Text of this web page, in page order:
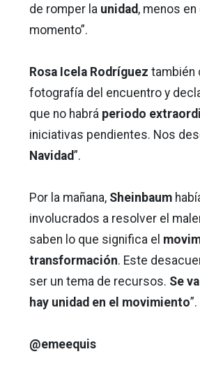
de romper la unidad , menos
momento”.
Rosa Icela Rodríguez también
fotografía del encuentro y
que no habrá periodo
iniciativas pendientes. Nos
Navidad”.
Por la mañana, Sheinbaum
involucrados a resolver el
saben lo que significa el
transformación. Este
ser un tema de recursos. Se
hay unidad en el movimiento”.
@emeequis